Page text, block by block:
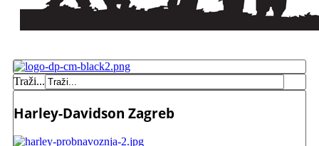
Traži...
Harley-Davidson Zagreb